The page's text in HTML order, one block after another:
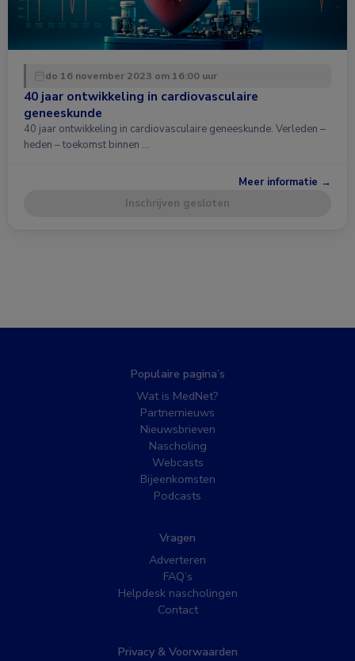
do 16 november 2023 om 16:00 uur
40 jaar ontwikkeling in cardiovasculaire
geneeskunde
40 jaar ontwikkeling in cardiovasculaire geneeskunde. Verleden –
heden – toekomst binnen …
Meer informatie →
Inschrijven gesloten
Populaire pagina’s
Wat is MedNet?
Partnernieuws
Nieuwsbrieven
Nascholing
Webcasts
Bijeenkomsten
Podcasts
Vragen
Adverteren
FAQ’s
Helpdesk nascholingen
Contact
Privacy & Voorwaarden